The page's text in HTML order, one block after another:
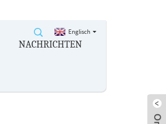
Englisch
NACHRICHTEN